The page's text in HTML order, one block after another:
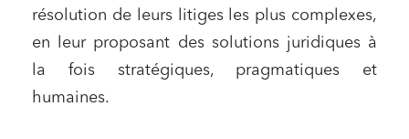
résolution de leurs litiges les plus complexes,
en leur proposant des solutions juridiques à
la fois stratégiques, pragmatiques et
humaines.